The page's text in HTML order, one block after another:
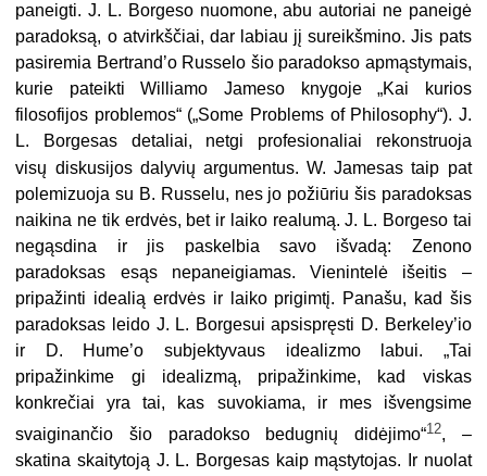
paneigti. J. L. Borgeso nuomone, abu autoriai ne paneigė
paradoksą, o atvirkščiai, dar labiau jį sureikšmino. Jis pats
pasiremia Bertrand’o Russelo šio paradokso apmąstymais,
kurie pateikti Williamo Jameso knygoje „Kai kurios
filosofijos problemos“ („Some Problems of Philosophy“). J.
L. Borgesas detaliai, netgi profesionaliai rekonstruoja
visų diskusijos dalyvių argumentus. W. Jamesas taip pat
polemizuoja su B. Russelu, nes jo požiūriu šis paradoksas
naikina ne tik erdvės, bet ir laiko realumą. J. L. Borgeso tai
negąsdina ir jis paskelbia savo išvadą: Zenono
paradoksas esąs nepaneigiamas. Vienintelė išeitis –
pripažinti idealią erdvės ir laiko prigimtį. Panašu, kad šis
paradoksas leido J. L. Borgesui apsispręsti D. Berkeley’io
ir D. Hume’o subjektyvaus idealizmo labui. „Tai
pripažinkime gi idealizmą, pripažinkime, kad viskas
konkrečiai yra tai, kas suvokiama, ir mes išvengsime
svaiginančio šio paradokso bedugnių didėjimo“12, –
skatina skaitytoją J. L. Borgesas kaip mąstytojas. Ir nuolat